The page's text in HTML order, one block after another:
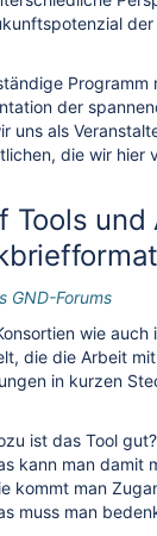
der
der
uns als
die wir hier
Tools und
GND-Forums
wie
die die Arbeit
in kurzen
ist das Tool gut?
kann man damit
kommt man
muss man